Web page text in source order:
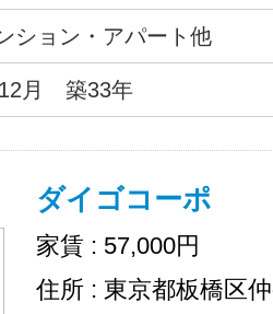
ー付・食器棚付・クロー
ション・アパート他
月 築33年
ダイゴコーポ
家賃 : 57,000円
住所 : 東京都板橋区